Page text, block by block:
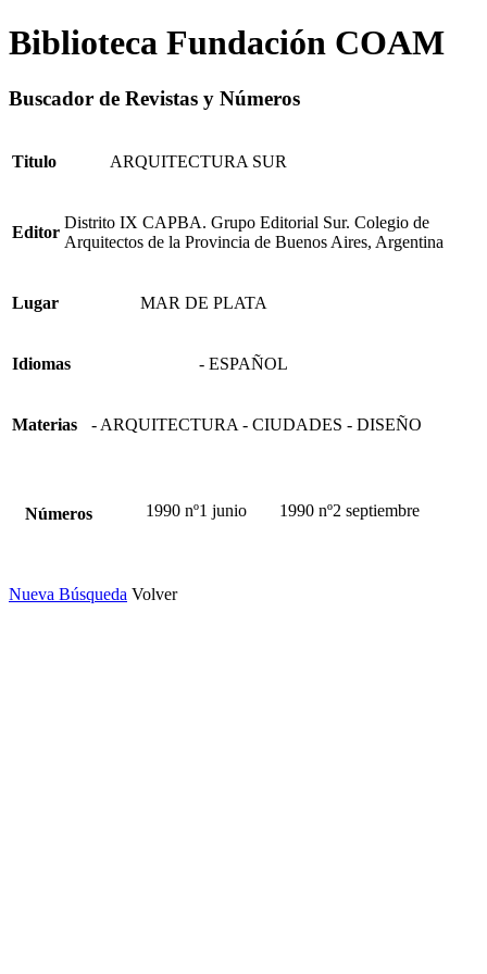
Biblioteca Fundación COAM
Buscador de Revistas y Números
Titulo ARQUITECTURA SUR
Editor
Distrito IX CAPBA. Grupo Editorial Sur. Colegio de
Arquitectos de la Provincia de Buenos Aires, Argentina
Lugar MAR DE PLATA
Idiomas - ESPAÑOL
Materias - ARQUITECTURA - CIUDADES - DISEÑO
Números 1990 nº1 junio 1990 nº2 septiembre
Nueva Búsqueda Volver